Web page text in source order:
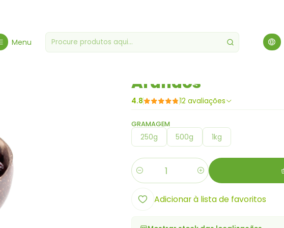
Menu
Arandos
4.8 12 avaliações
GRAMAGEM
250g 500g 1kg
Quantidade
Adicionar à lista de favoritos